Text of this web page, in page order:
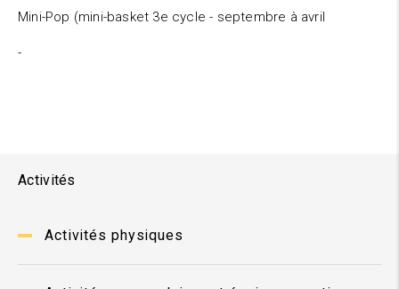
Activités
Activités physiques
Mini-Pop (mini-basket 3e cycle - septembre à avril
-